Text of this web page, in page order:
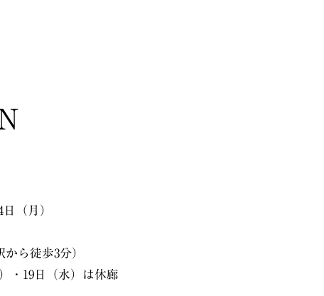
（月）
ら徒歩3分）
・19日（水）は休廊